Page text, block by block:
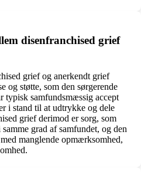
disenfranchised grief
grief og anerkendt grief
og støtte, som den sørgerende
typisk samfundsmæssig accept
i stand til at udtrykke og dele
grief derimod er sorg, som
grad af samfundet, og den
manglende opmærksomhed,